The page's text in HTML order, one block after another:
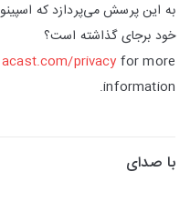
به این پرسش می‌پردازد که
خود برجای گذاشته است؟
acast.com/privacy for more
information.
با صدای